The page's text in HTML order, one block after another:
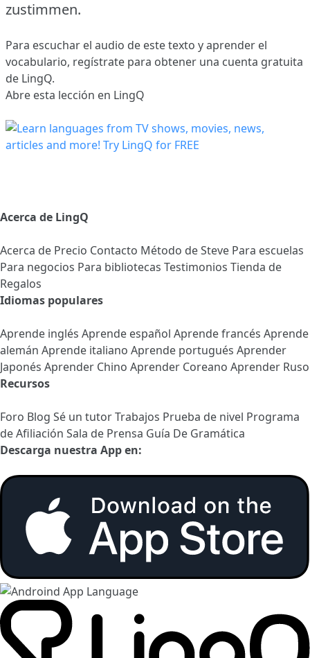
zustimmen.
Para escuchar el audio de este texto y aprender el
vocabulario, regístrate para obtener una cuenta gratuita
de LingQ.
Abre esta lección en LingQ
Acerca de LingQ
Acerca de Precio Contacto Método de Steve Para escuelas
Para negocios Para bibliotecas Testimonios Tienda de
Regalos
Idiomas populares
Aprende inglés Aprende español Aprende francés Aprende
alemán Aprende italiano Aprende portugués Aprender
Japonés Aprender Chino Aprender Coreano Aprender Ruso
Recursos
Foro Blog Sé un tutorTrabajos Prueba de nivel Programa
de Afiliación Sala de Prensa Guía De Gramática
Descarga nuestra App en: